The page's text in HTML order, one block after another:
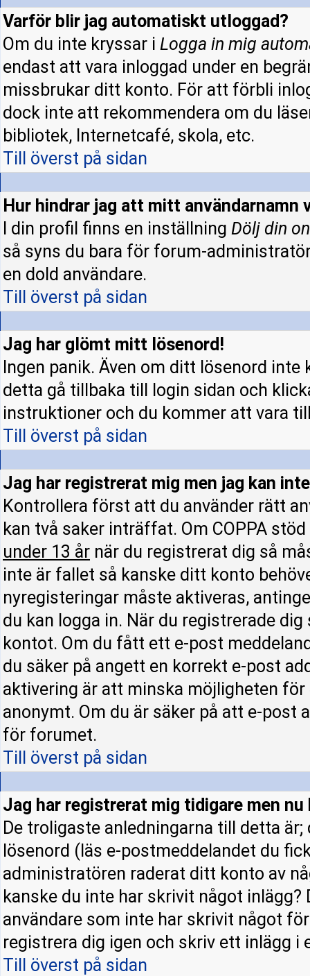
Varför blir jag automatiskt utloggad?
Om du inte kryssar i Logga in mig
endast att vara inloggad under en
missbrukar ditt konto. För att förbli
dock inte att rekommendera om du
bibliotek, Internetcafé, skola, etc.
Till överst på sidan
Hur hindrar jag att mitt användarnamn
I din profil finns en inställning Dölj din
så syns du bara för forum-
en dold användare.
Till överst på sidan
Jag har glömt mitt lösenord!
Ingen panik. Även om ditt lösenord
detta gå tillbaka till login sidan och
instruktioner och du kommer att vara
Till överst på sidan
Jag har registrerat mig men jag kan
Kontrollera först att du använder rätt
kan två saker inträffat. Om COPPA
under 13 år när du registrerat dig så
inte är fallet så kanske ditt konto
nyregisteringar måste aktiveras,
du kan logga in. När du registrerade
kontot. Om du fått ett e-post
du säker på angett en korrekt e-post
aktivering är att minska möjligheten för
anonymt. Om du är säker på att e-
för forumet.
Till överst på sidan
Jag har registrerat mig tidigare men
De troligaste anledningarna till detta
lösenord (läs e-postmeddelandet du
administratören raderat ditt konto av
kanske du inte har skrivit något
användare som inte har skrivit något
registrera dig igen och skriv ett inlägg i
Till överst på sidan